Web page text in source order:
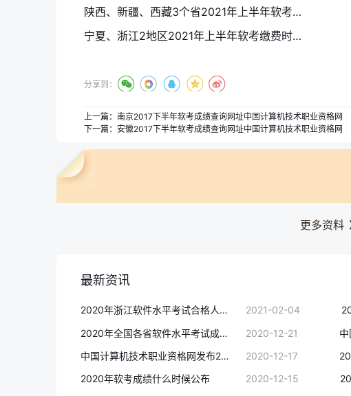
陕西、新疆、西藏3个省2021年上半年软考报名入口4月15日结束
宁夏、浙江2地区2021年上半年软考缴费时间截止至4月13日
分享到：
上一篇： 南京2017下半年软考成绩查询网址中国计算机技术职业资格网
下一篇： 安徽2017下半年软考成绩查询网址中国计算机技术职业资格网
更多资料
最新资讯
2020年浙江软件水平考试合格人员名单公布 2021-02-04
2020年全国各省软件水平考试成绩复查汇总(12月21日更新)
2020-12-21
中国计算机技术职业资格网发布2020年软考成绩查询时间
2020-12-17
2020年软考成绩什么时候公布
2020-12-15